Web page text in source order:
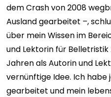
dem Crash von 2008
Ausland gearbeitet –,
über mein Wissen im
und Lektorin für
Jahren als Autorin und
vernünftige Idee. Ich habe
gearbeitet und mein